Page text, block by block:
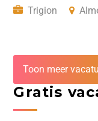
Trigion
Toon meer
Gratis